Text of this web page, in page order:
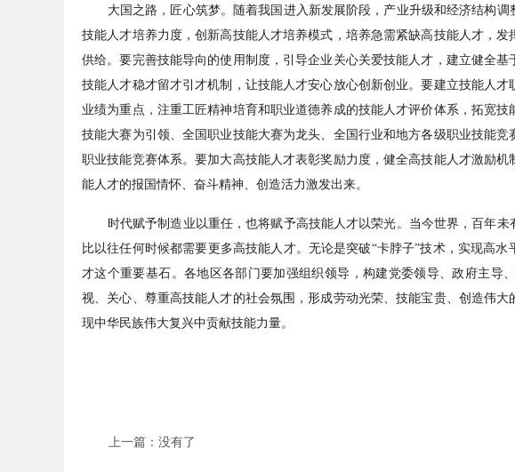
大国之路，匠心筑梦。随着我国进入新发展阶段，产业升级和经济结构调
技能人才培养力度，创新高技能人才培养模式，培养急需紧缺高技能人才，
供给。要完善技能导向的使用制度，引导企业关心关爱技能人才，建立健全
技能人才稳才留才引才机制，让技能人才安心放心创新创业。要建立技能人
业绩为重点，注重工匠精神培育和职业道德养成的技能人才评价体系，拓宽
技能大赛为引领、全国职业技能大赛为龙头、全国行业和地方各级职业技能
职业技能竞赛体系。要加大高技能人才表彰奖励力度，健全高技能人才激励
能人才的报国情怀、奋斗精神、创造活力激发出来。
时代赋予制造业以重任，也将赋予高技能人才以荣光。当今世界，百年未
比以往任何时候都需要更多高技能人才。无论是突破“卡脖子”技术，实现高
才这个重要基石。各地区各部门要加强组织领导，构建党委领导、政府主导
视、关心、尊重高技能人才的社会氛围，形成劳动光荣、技能宝贵、创造伟
现中华民族伟大复兴中贡献技能力量。
上一篇：没有了